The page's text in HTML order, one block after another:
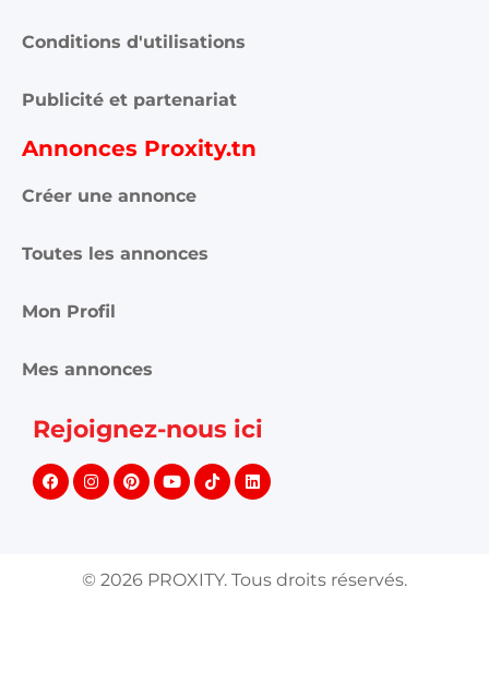
Conditions d'utilisations
Publicité et partenariat
Annonces Proxity.tn
Créer une annonce
Toutes les annonces
Mon Profil
Mes annonces
Rejoignez-nous ici
© 2026 PROXITY. Tous droits réservés.